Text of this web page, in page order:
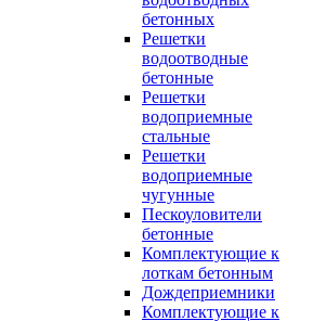
бетонных
Решетки
водоотводные
бетонные
Решетки
водоприемные
стальные
Решетки
водоприемные
чугунные
Пескоуловители
бетонные
Комплектующие к
лоткам бетонным
Дождеприемники
Комплектующие к